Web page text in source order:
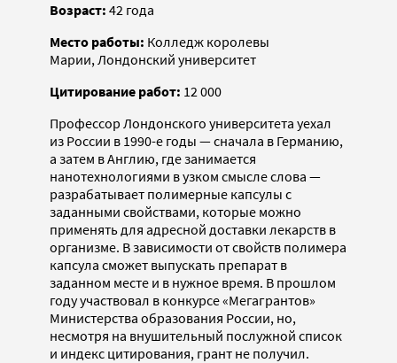
Возраст: 42 года
Место работы: Колледж королевы
Марии, Лондонский университет
Цитирование работ: 12 000
Профессор Лондонского университета уехал
из России в 1990-е годы — сначала в Германию,
а затем в Англию, где занимается
нанотехнологиями в узком смысле слова —
разрабатывает полимерные капсулы с
заданными свойствами, которые можно
применять для адресной доставки лекарств в
организме. В зависимости от свойств полимера
капсула сможет выпускать препарат в
заданном месте и в нужное время. В прошлом
году участвовал в конкурсе «Мегагрантов»
Министерства образования России, но,
несмотря на внушительный послужной список
и индекс цитирования, грант не получил.